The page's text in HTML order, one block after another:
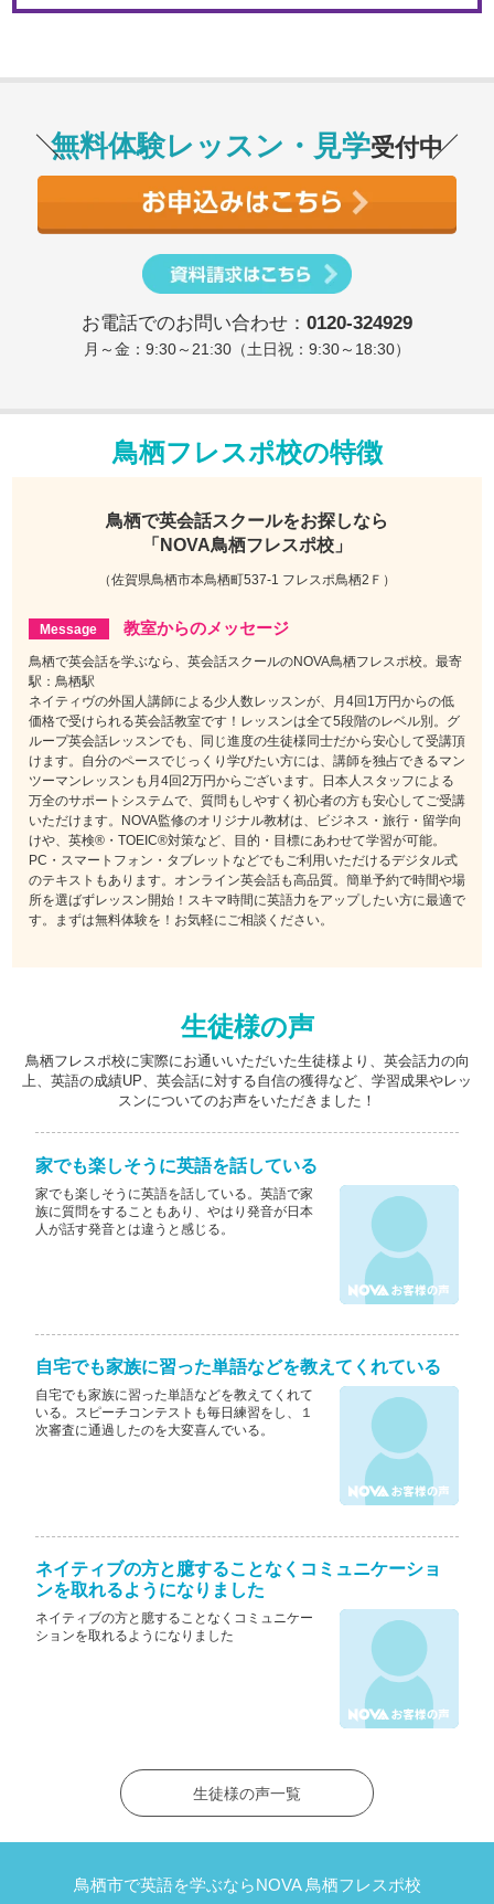
無料体験レッスン・見学受付中
お電話でのお問い合わせ： 0120-324929
月～金：9:30～21:30（土日祝：9:30～18:30）
鳥栖フレスポ校の特徴
鳥栖で英会話スクールをお探しなら
「NOVA鳥栖フレスポ校」
（佐賀県鳥栖市本鳥栖町537-1 フレスポ鳥栖2Ｆ）
教室からのメッセージ
鳥栖で英会話を学ぶなら、英会話スクールのNOVA鳥栖フレスポ校。最寄
駅：鳥栖駅
ネイティヴの外国人講師による少人数レッスンが、月4回1万円からの低
価格で受けられる英会話教室です！レッスンは全て5段階のレベル別。グ
ループ英会話レッスンでも、同じ進度の生徒様同士だから安心して受講頂
けます。自分のペースでじっくり学びたい方には、講師を独占できるマン
ツーマンレッスンも月4回2万円からございます。日本人スタッフによる
万全のサポートシステムで、質問もしやすく初心者の方も安心してご受講
いただけます。NOVA監修のオリジナル教材は、ビジネス・旅行・留学向
けや、英検®・TOEIC®対策など、目的・目標にあわせて学習が可能。
PC・スマートフォン・タブレットなどでもご利用いただけるデジタル式
のテキストもあります。オンライン英会話も高品質。簡単予約で時間や場
所を選ばずレッスン開始！スキマ時間に英語力をアップしたい方に最適で
す。まずは無料体験を！お気軽にご相談ください。
生徒様の声
鳥栖フレスポ校に実際にお通いいただいた生徒様より、英会話力の向
上、英語の成績UP、英会話に対する自信の獲得など、学習成果やレッ
スンについてのお声をいただきました！
家でも楽しそうに英語を話している
家でも楽しそうに英語を話している。英語で家
族に質問をすることもあり、やはり発音が日本
人が話す発音とは違うと感じる。
自宅でも家族に習った単語などを教えてくれている
自宅でも家族に習った単語などを教えてくれて
いる。スピーチコンテストも毎日練習をし、１
次審査に通過したのを大変喜んでいる。
ネイティブの方と臆することなくコミュニケーショ
ンを取れるようになりました
ネイティブの方と臆することなくコミュニケー
ションを取れるようになりました
生徒様の声一覧
鳥栖市で英語を学ぶならNOVA 鳥栖フレスポ校